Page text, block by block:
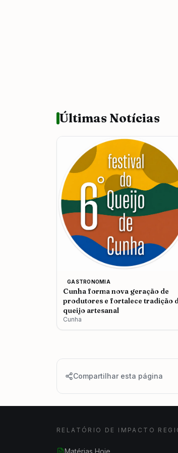
Últimas Notícias
GASTRONOMIA
Cunha forma nova geração de
produtores e fortalece tradição
queijo artesanal
Cunha
Compartilhar esta página
RELATÓRIO DE IMPACTO
Matérias Hoje